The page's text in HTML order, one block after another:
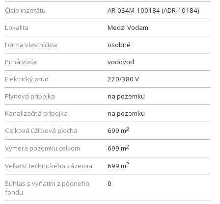
Číslo inzerátu
AR-0S4M-100184 (ADR-10184)
Lokalita
Medzi Vodami
Forma vlastníctva
osobné
Pitná voda
vodovod
Elektrický prúd
220/380 V
Plynová prípojka
na pozemku
Kanalizačná prípojka
na pozemku
Celková úžitková plocha
699 m2
Výmera pozemku celkom 699 m2
Veľkosť technického zázemia 699 m2
Súhlas s vyňatím z pôdneho
fondu
0